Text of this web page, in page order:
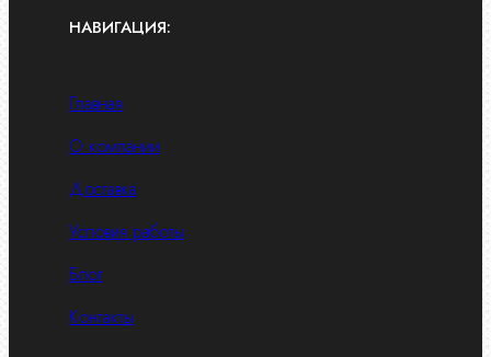
НАВИГАЦИЯ:
Главная
О компании
Доставка
Условия работы
Блог
Контакты